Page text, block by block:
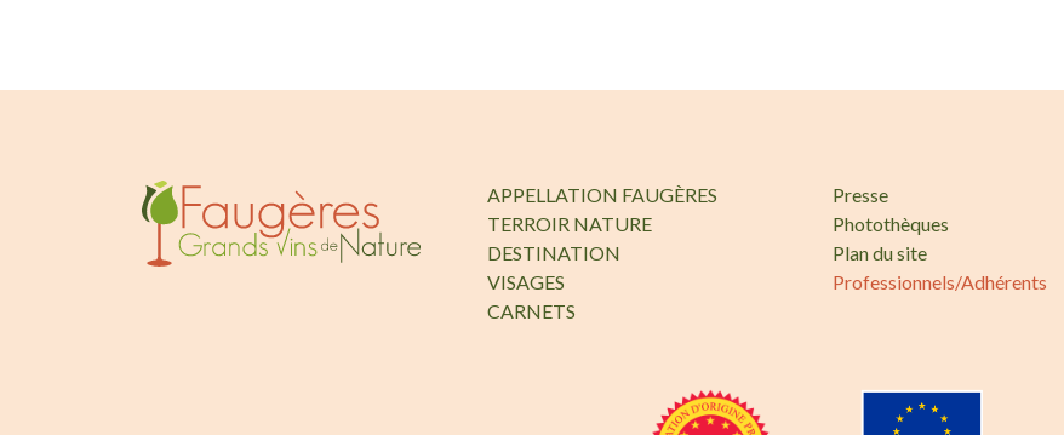
APPELLATION FAUGÈRES
TERROIR NATURE
DESTINATION
VISAGES
CARNETS
Presse
Photothèques
Plan du site
Professionnels/Adhérents